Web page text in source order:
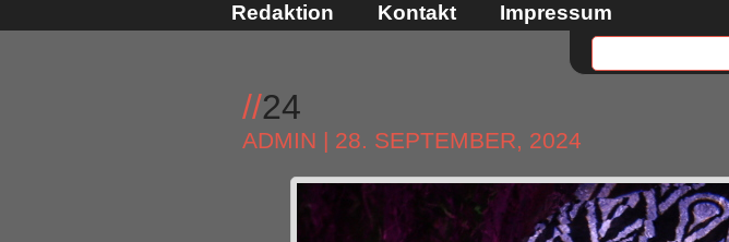
Redaktion
Kontakt Impressum
//24
ADMIN | 28. SEPTEMBER, 2024